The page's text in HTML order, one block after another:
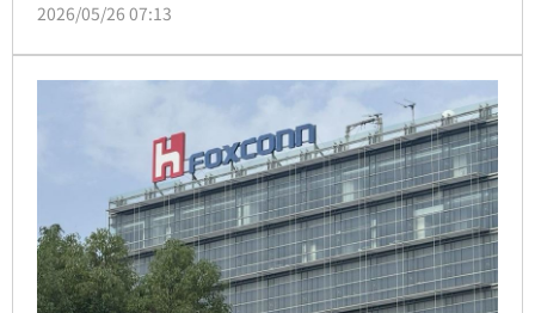
查與會計師查核，程序公開透明。國發基金則強調，天
針對特定背景提供優待。針對營收波動與平台爭議，國
發基金表示屬新創常態，將持續落實投後管理與實地訪
視，確保公帑運用之公信力。
2026/05/26 07:13